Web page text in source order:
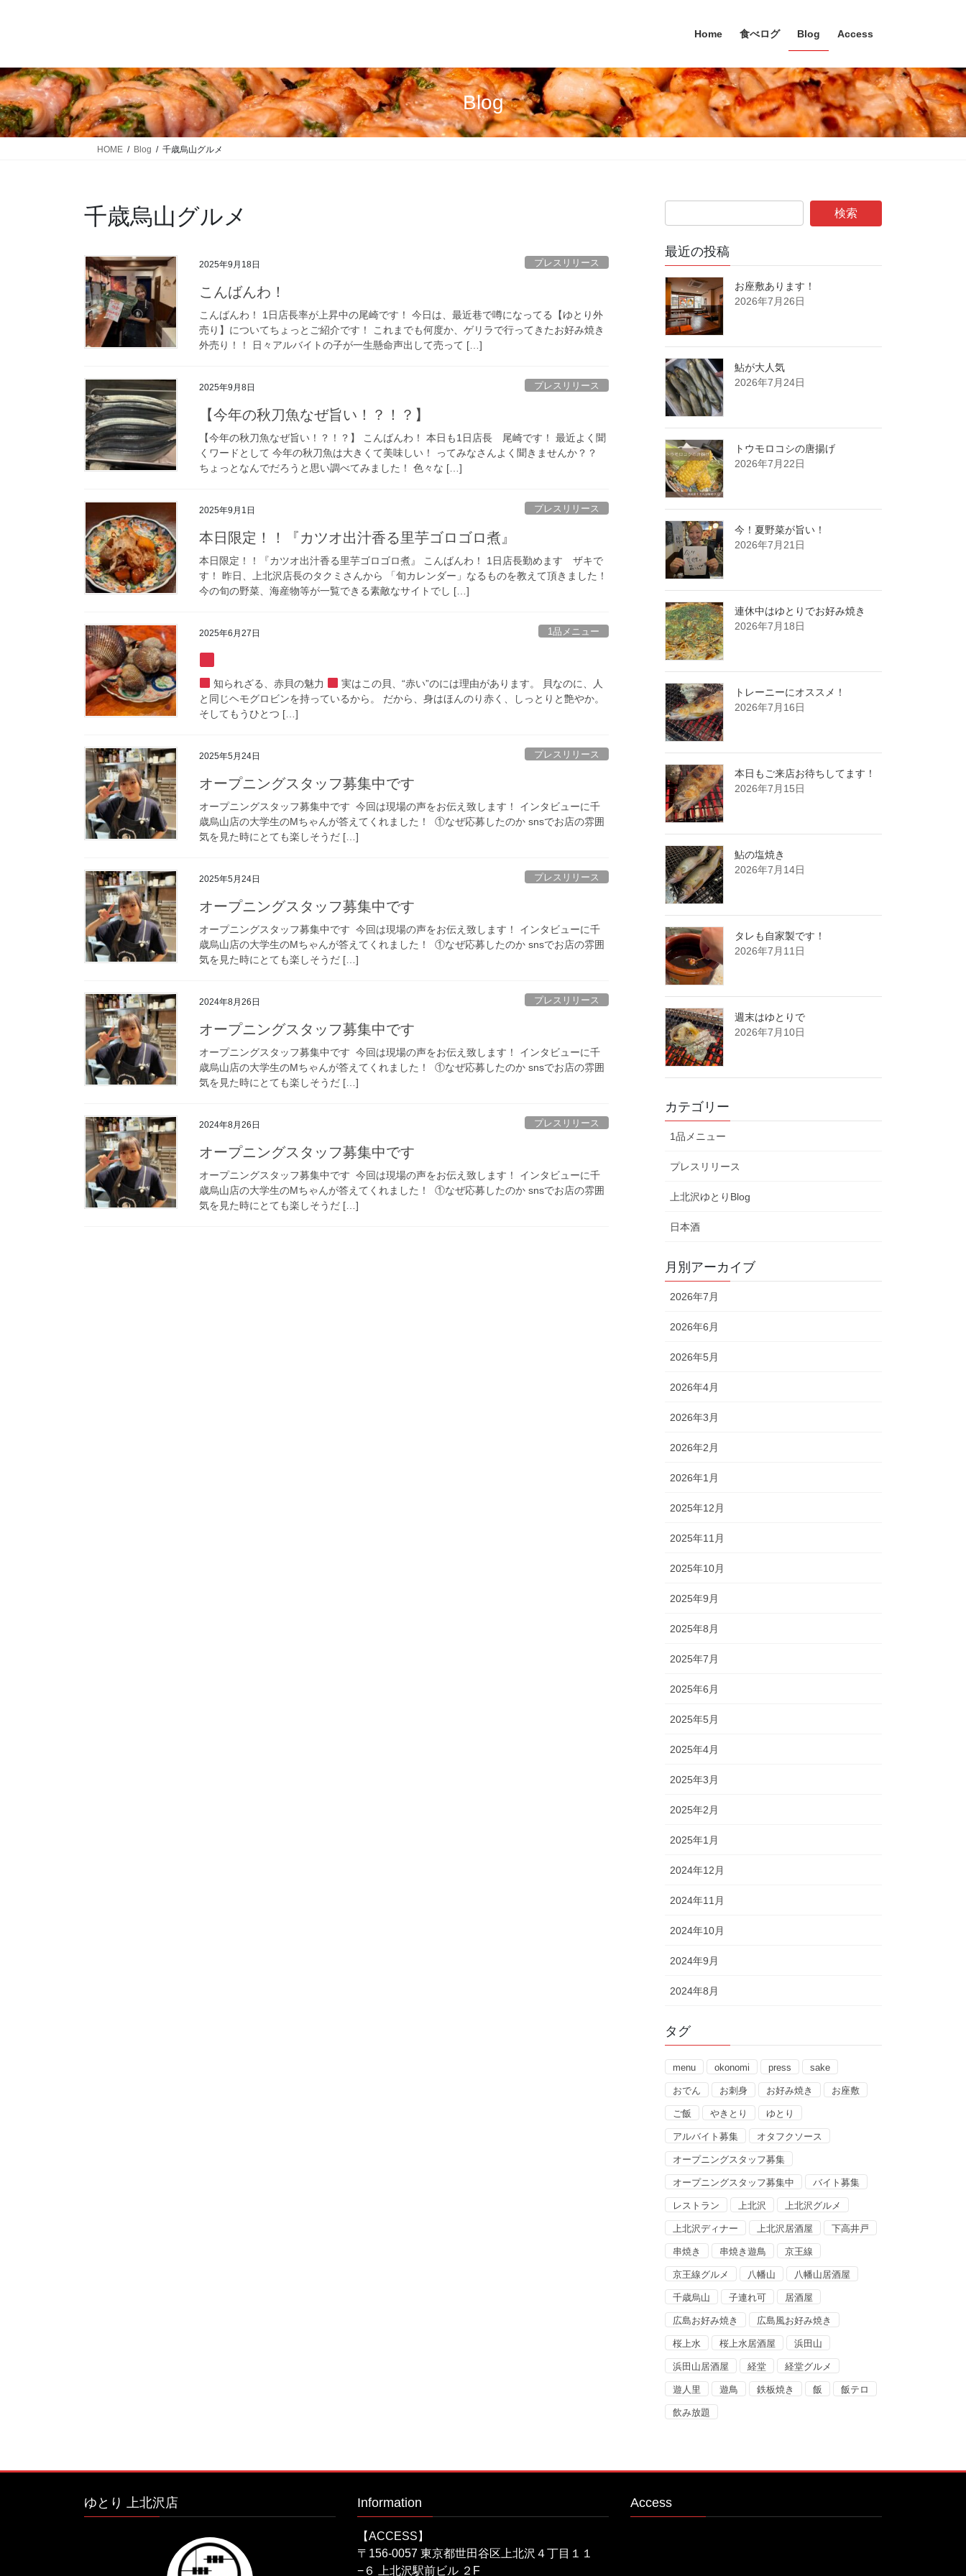
ツ
に
移
動
シ
ョ
ン
に
Home 食べログ Blog Access
Blog
HOME Blog 千歳烏山グルメ
千歳烏山グルメ
2025年9月18日 プレスリリース
こんばんわ！
こんばんわ！ 1日店長率が上昇中の尾崎です！ 今日は、最近巷で噂になってる【ゆとり外
売り】についてちょっとご紹介です！ これまでも何度か、ゲリラで行ってきたお好み焼き
外売り！！ 日々アルバイトの子が一生懸命声出して売って […]
2025年9月8日 プレスリリース
【今年の秋刀魚なぜ旨い！？！？】
【今年の秋刀魚なぜ旨い！？！？】 こんばんわ！ 本日も1日店長 尾崎です！ 最近よく聞
くワードとして 今年の秋刀魚は大きくて美味しい！ ってみなさんよく聞きませんか？？
ちょっとなんでだろうと思い調べてみました！ 色々な […]
2025年9月1日 プレスリリース
本日限定！！『カツオ出汁香る里芋ゴロゴロ煮』
本日限定！！『カツオ出汁香る里芋ゴロゴロ煮』 こんばんわ！ 1日店長勤めます ザキで
す！ 昨日、上北沢店長のタクミさんから 「旬カレンダー」なるものを教えて頂きました！
今の旬の野菜、海産物等が一覧できる素敵なサイトでし […]
2025年6月27日 1品メニュー
知られざる、赤貝の魅力
実はこの貝、“赤い”のには理由があります。 貝なのに、人
と同じヘモグロビンを持っているから。 だから、身はほんのり赤く、しっとりと艶やか。
そしてもうひとつ […]
2025年5月24日 プレスリリース
オープニングスタッフ募集中です️
オープニングスタッフ募集中です️ ⁡ 今回は現場の声をお伝え致します！ インタビューに千
歳烏山店の大学生のMちゃんが答えてくれました！ ⁡ ①なぜ応募したのか snsでお店の雰囲
気を見た時にとても楽しそうだ […]
2025年5月24日 プレスリリース
オープニングスタッフ募集中です️
オープニングスタッフ募集中です️ ⁡ 今回は現場の声をお伝え致します！ インタビューに千
歳烏山店の大学生のMちゃんが答えてくれました！ ⁡ ①なぜ応募したのか snsでお店の雰囲
気を見た時にとても楽しそうだ […]
2024年8月26日 プレスリリース
オープニングスタッフ募集中です️
オープニングスタッフ募集中です️ ⁡ 今回は現場の声をお伝え致します！ インタビューに千
歳烏山店の大学生のMちゃんが答えてくれました！ ⁡ ①なぜ応募したのか snsでお店の雰囲
気を見た時にとても楽しそうだ […]
2024年8月26日 プレスリリース
オープニングスタッフ募集中です️
オープニングスタッフ募集中です️ ⁡ 今回は現場の声をお伝え致します！ インタビューに千
歳烏山店の大学生のMちゃんが答えてくれました！ ⁡ ①なぜ応募したのか snsでお店の雰囲
気を見た時にとても楽しそうだ […]
最近の投稿
お座敷あります！
2026年7月26日
鮎が大人気️
2026年7月24日
トウモロコシの唐揚げ
2026年7月22日
今！夏野菜が旨い！
2026年7月21日
連休中はゆとりでお好み焼き
2026年7月18日
トレーニーにオススメ！
2026年7月16日
本日もご来店お待ちしてます！
2026年7月15日
鮎の塩焼き
2026年7月14日
タレも自家製です！
2026年7月11日
週末はゆとりで
2026年7月10日
カテゴリー
1品メニュー
プレスリリース
上北沢ゆとりBlog
日本酒
月別アーカイブ
2026年7月
2026年6月
2026年5月
2026年4月
2026年3月
2026年2月
2026年1月
2025年12月
2025年11月
2025年10月
2025年9月
2025年8月
2025年7月
2025年6月
2025年5月
2025年4月
2025年3月
2025年2月
2025年1月
2024年12月
2024年11月
2024年10月
2024年9月
2024年8月
タグ
menu okonomi press sake
おでん お刺身 お好み焼き お座敷
ご飯 やきとり ゆとり
アルバイト募集 オタフクソース
オープニングスタッフ募集
オープニングスタッフ募集中 バイト募集
レストラン 上北沢 上北沢グルメ
上北沢ディナー 上北沢居酒屋 下高井戸
串焼き 串焼き遊鳥 京王線
京王線グルメ 八幡山 八幡山居酒屋
千歳烏山 子連れ可 居酒屋
広島お好み焼き 広島風お好み焼き
桜上水 桜上水居酒屋 浜田山
浜田山居酒屋 経堂 経堂グルメ
遊人里 遊鳥 鉄板焼き 飯 飯テロ
飲み放題
ゆとり 上北沢店 Information
【ACCESS】
〒156-0057 東京都世田谷区上北沢４丁目１１
−６ 上北沢駅前ビル ２F
Access